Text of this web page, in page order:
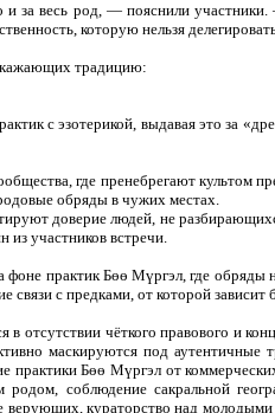
за весь род, — пояснили
которую нельзя
традицию:
с эзотерикой, выдавая это за
где пренебрегают культом
обряды в чужих местах.
доверие людей, не
из участников встречи.
фоне практик Бөө Мүргэл, где
связи с предками, от которой зависит
в отсутствии чёткого правового и
маскируются под аутентичные
практики Бөө Мүргэл от
родом, соблюдение сакральной
верующих, кураторство над